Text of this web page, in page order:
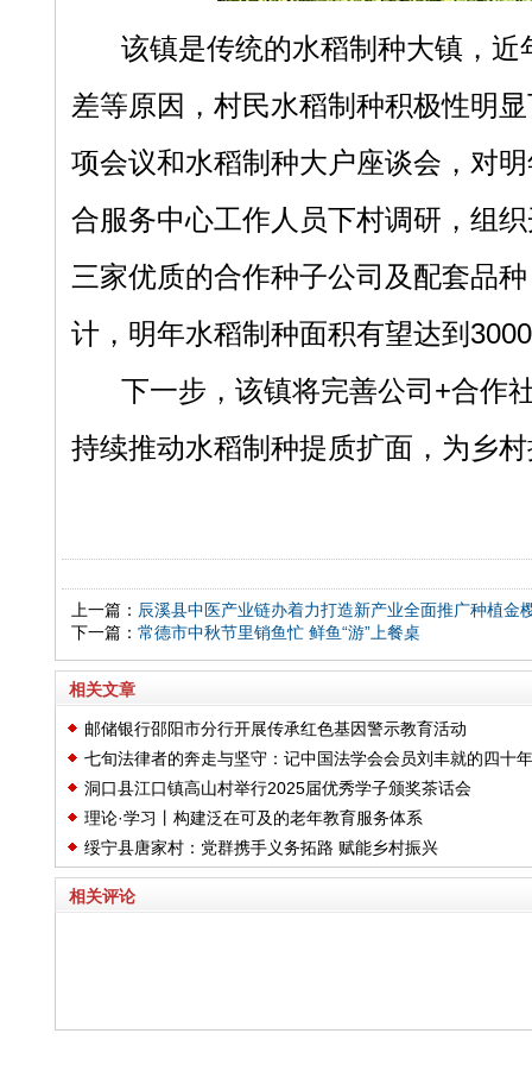
该镇是传统的水稻制种大镇，
差等原因，村民水稻制种积极性明
项会议和水稻制种大户座谈会，对
合服务中心工作人员下村调研，组
三家优质的合作种子公司及配套品
计，明年水稻制种面积有望达到
下一步，该镇将完善公司 +合作
持续推动水稻制种提质扩面，为乡
上一篇： 辰溪县中医产业链办着力打造新产业全面推广种植金
下一篇： 常德市中秋节里销鱼忙 鲜鱼“游”上餐桌
相关文章
邮储银行邵阳市分行开展传承红色基因警示教育活动
七旬法律者的奔走与坚守：记中国法学会会员刘丰就的四十年
维权路
洞口县江口镇高山村举行2025届优秀学子颁奖茶话会
理论·学习丨构建泛在可及的老年教育服务体系
绥宁县唐家村：党群携手义务拓路 赋能乡村振兴
相关评论